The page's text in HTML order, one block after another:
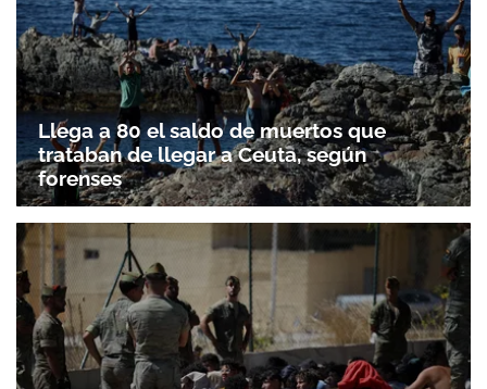
Llega a 80 el saldo de muertos que
trataban de llegar a Ceuta, según
forenses